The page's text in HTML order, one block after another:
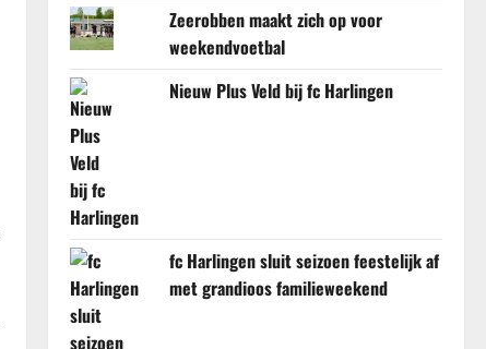
Zeerobben maakt zich op voor
weekendvoetbal
Nieuw Plus Veld bij fc Harlingen
fc Harlingen sluit seizoen feestelijk af
met grandioos familieweekend